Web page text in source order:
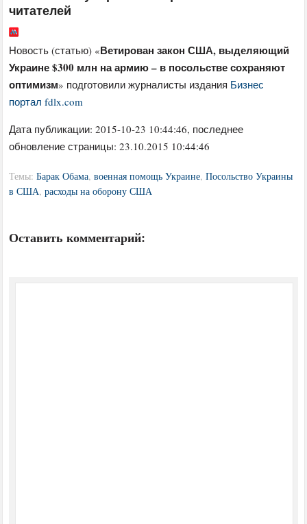
читателей
Новость (статью) «Ветирован закон США, выделяющий
Украине $300 млн на армию – в посольстве сохраняют
оптимизм» подготовили журналисты издания Бизнес
портал fdlx.com
Дата публикации:2015-10-23 10:44:46, последнее
обновление страницы: 23.10.2015 10:44:46
Темы:Барак Обама,военная помощь Украине,Посольство Украины
в США,расходы на оборону США
Оставить комментарий: